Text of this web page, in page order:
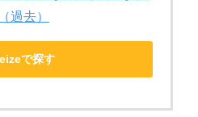
過去）
で探す